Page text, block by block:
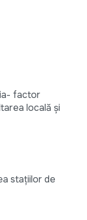
factor
locală și
stațiilor de